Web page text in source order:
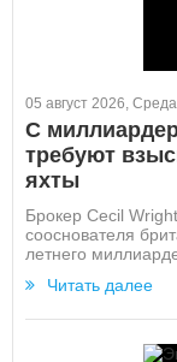
05 август 2026, Среда
С
требуют
яхты
Брокер Cecil
сооснователя
летнего
Читать далее